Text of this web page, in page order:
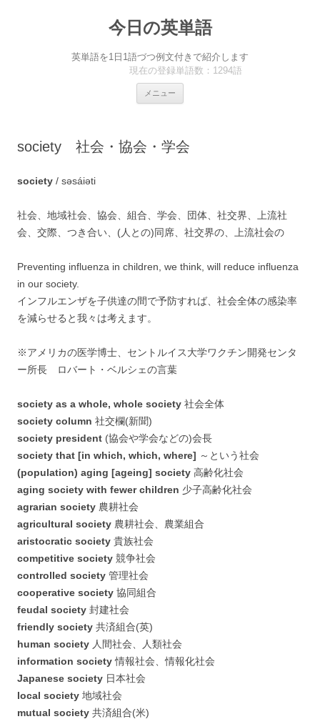
今日の英単語
英単語を1日1語づつ例文付きで紹介します
現在の登録単語数：1294語
メニュー
ス
society 社会・協会・学会
society / səsáiəti
社会、地域社会、協会、組合、学会、団体、社交界、上流社
会、交際、つき合い、(人との)同席、社交界の、上流社会の
Preventing influenza in children, we think, will reduce influenza
in our society.
インフルエンザを子供達の間で予防すれば、社会全体の感染率
を減らせると我々は考えます。
※アメリカの医学博士、セントルイス大学ワクチン開発センタ
ー所長 ロバート・ベルシェの言葉
society as a whole, whole society 社会全体
society column 社交欄(新聞)
society president (協会や学会などの)会長
society that [in which, which, where] ～という社会
(population) aging [ageing] society 高齢化社会
aging society with fewer children 少子高齢化社会
agrarian society 農耕社会
agricultural society 農耕社会、農業組合
aristocratic society 貴族社会
competitive society 競争社会
controlled society 管理社会
cooperative society 協同組合
feudal society 封建社会
friendly society 共済組合(英)
human society 人間社会、人類社会
information society情報社会、情報化社会
Japanese society 日本社会
local society 地域社会
mutual society 共済組合(米)